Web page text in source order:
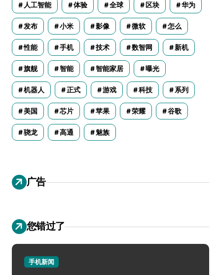
人工智能 体验 全球 区块 华为
发布 小米 影像 微软 怎么
性能 手机 技术 数智网 新机
旗舰 智能 智能家居 曝光
机器人 正式 游戏 科技 系列
美国 芯片 苹果 荣耀 谷歌
骁龙 高通 魅族
广告
您错过了
手机新闻